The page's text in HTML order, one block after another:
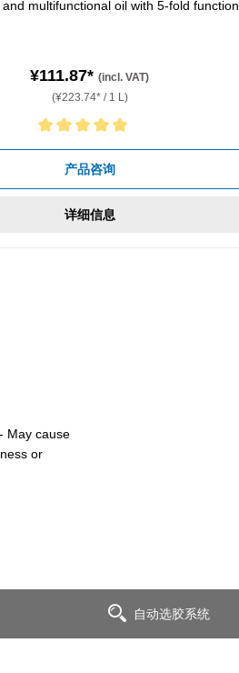
multifunctional oil with 5-fold function
¥111.87*(incl. VAT)
(¥223.74* / 1 L)
of 5 out of 5 stars
产品咨询
详细信息
May cause
or
自动选胶系统